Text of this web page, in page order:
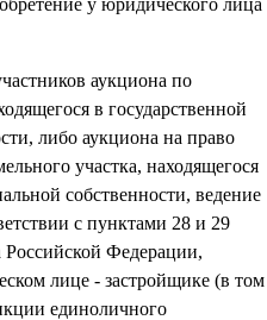
аукциона по
в государственной
либо аукциона на право
участка, находящегося
собственности, ведение
с пунктами 28 и 29
Российской Федерации,
лице - застройщике (в том
единоличного